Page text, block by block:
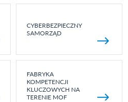
CYBERBEZPIECZNY
SAMORZĄD
FABRYKA
KOMPETENCJI
KLUCZOWYCH NA
TERENIE MOF